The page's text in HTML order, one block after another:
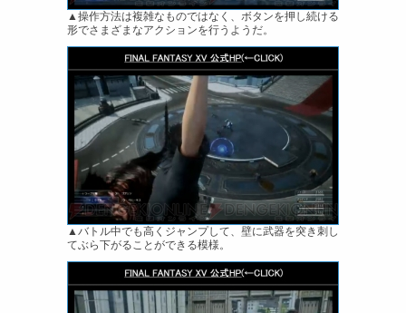
▲操作方法は複雑なものではなく、ボタンを押し続ける
形でさまざまなアクションを行うようだ。
▲バトル中でも高くジャンプして、壁に武器を突き刺し
てぶら下がることができる模様。